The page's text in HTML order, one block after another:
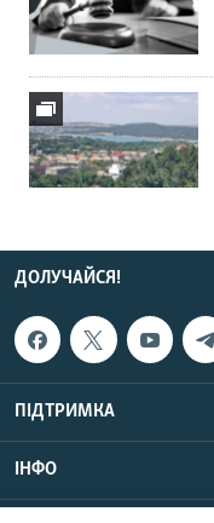
ДОЛУЧАЙСЯ!
ПІДТРИМКА
ІНФО